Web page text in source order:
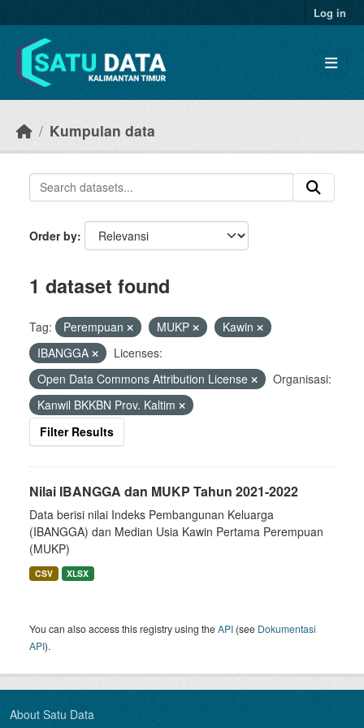
Log in
Kumpulan data
Order by
1 dataset found
Tag: Perempuan MUKP
Kawin
IBANGGA
Licenses:
Open Data Commons Attribution License
Organisasi:
Kanwil BKKBN Prov. Kaltim
Filter Results
Nilai IBANGGA dan MUKP Tahun 2021-2022
Data berisi nilai Indeks Pembangunan Keluarga
(IBANGGA) dan Median Usia Kawin Pertama Perempuan
(MUKP)
CSV XLSX
You can also access this registry using theAPI (see Dokumentasi
API).
About Satu Data